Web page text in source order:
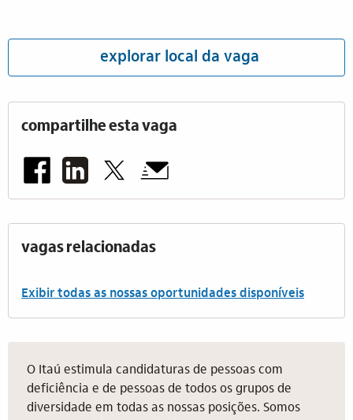
explorar local da vaga
compartilhe esta vaga
vagas relacionadas
Exibir todas as nossas oportunidades disponíveis
O Itaú estimula candidaturas de pessoas com
deficiência e de pessoas de todos os grupos de
diversidade em todas as nossas posições. Somos